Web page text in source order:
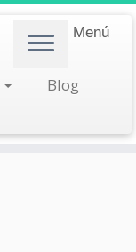
Menú
Blog